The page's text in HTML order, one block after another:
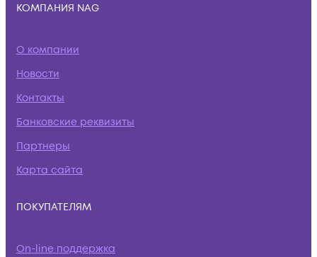
КОМПАНИЯ NAG
О компании
Новости
Контакты
Банковские реквизиты
Партнеры
Карта сайта
ПОКУПАТЕЛЯМ
On-line поддержка